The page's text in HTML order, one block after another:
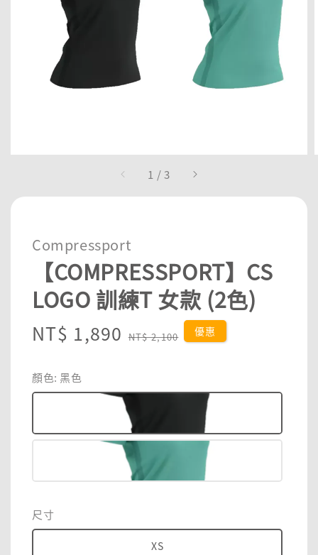
1 /3
Compressport
【COMPRESSPORT】CS
LOGO 訓練T 女款 (2色)
Sale
NT$ 1,890 Regular
NT$ 2,100 優惠
顏色: 黑色
尺寸
XS